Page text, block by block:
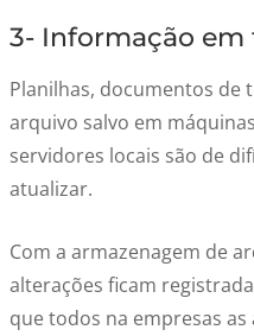
3- Informação em
Planilhas, documentos
arquivo salvo em
servidores locais são de
atualizar.
Com a armazenagem de
alterações ficam
que todos na empresas